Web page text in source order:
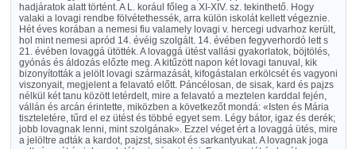
hadjáratok alatt történt. A L. korául főleg a XI-XIV. sz. tekinthető. Hogy
valaki a lovagi rendbe fölvétethessék, arra külön iskolát kellett végeznie.
Hét éves korában a nemesi fiu valamely lovagi v. hercegi udvarhoz került,
hol mint nemesi apród 14. évéig szolgált. 14. évében fegyverhordó lett s
21. évében lovaggá ütötték. A lovaggá ütést vallási gyakorlatok, böjtölés,
gyónás és áldozás előzte meg. A kitűzött napon két lovagi tanuval, kik
bizonyították a jelölt lovagi származását, kifogástalan erkölcsét és vagyoni
viszonyait, megjelent a felavató előtt. Páncélosan, de sisak, kard és pajzs
nélkül két tanu között letérdelt, mire a felavató a meztelen karddal fején,
vállán és arcán érintette, miközben a következőt mondá: «Isten és Mária
tiszteletére, tűrd el ez ütést és többé egyet sem. Légy bátor, igaz és derék;
jobb lovagnak lenni, mint szolgának». Ezzel véget ért a lovaggá ütés, mire
a jelöltre adták a kardot, pajzst, sisakot és sarkantyukat. A lovagnak joga